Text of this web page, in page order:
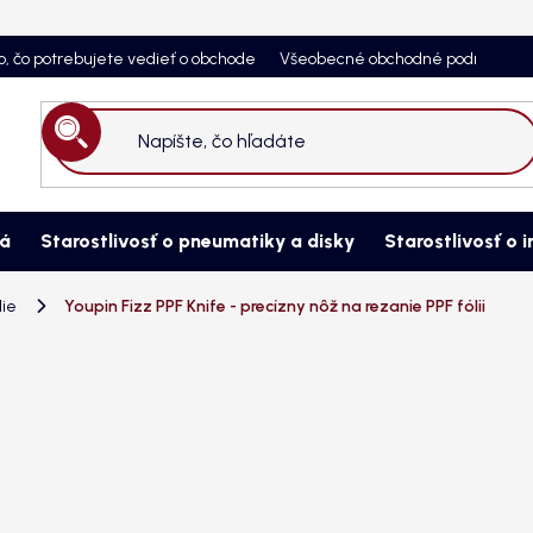
čo potrebujete vedieť o obchode Všeobecné obchodné podmienky
Hľadať
Starostlivosť o pneumatiky a disky Starostlivosť o
Youpin Fizz PPF Knife - precízny nôž na rezanie PPF fólii